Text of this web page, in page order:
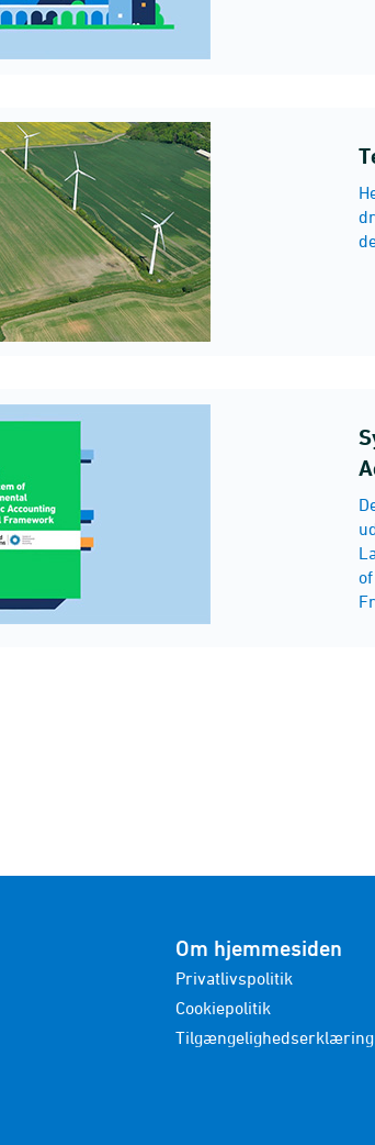
Om hjemmesiden
Privatlivspolitik
Cookiepolitik
Tilgængelighedserklæring